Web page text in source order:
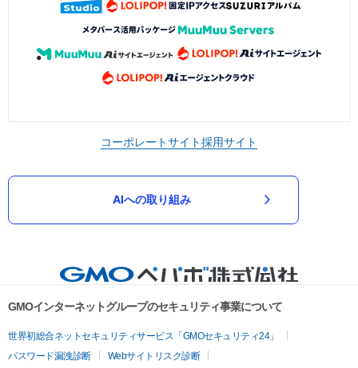
コーポレートサイト採用サイト
AIへの取り組み
GMOインターネットグループのセキュリティ事業について
世界初総合ネットセキュリティサービス「GMOセキュリティ24」
パスワード漏洩診断
Webサイトリスク診断